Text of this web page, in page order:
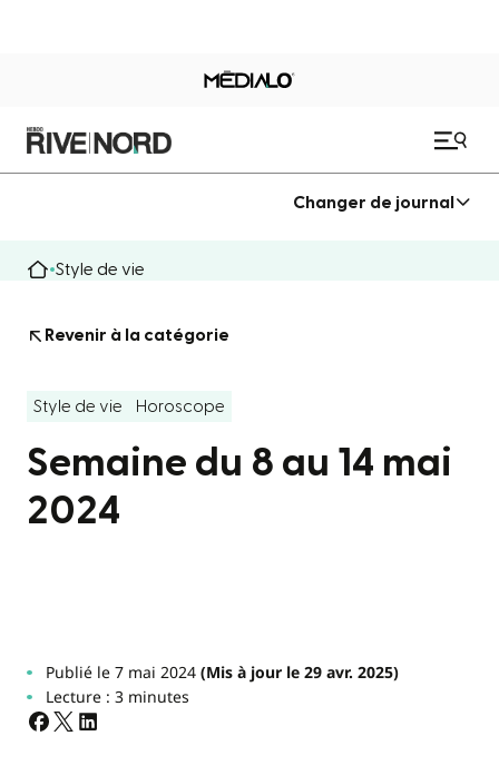
Changer de journal
Style de vie
Revenir à la catégorie
Style de vie Horoscope
Semaine du 8 au 14 mai
2024
Publié le 7 mai 2024(Mis à jour le 29 avr. 2025)
Lecture : 3 minutes